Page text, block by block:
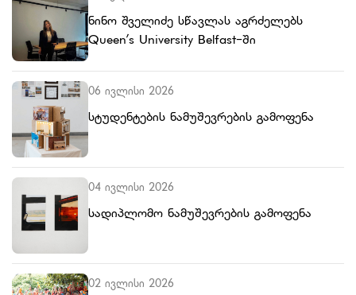
ნინო შველიძე სწავლას აგრძელებს
Queen’s University Belfast-ში
06 ივლისი 2026
სტუდენტების ნამუშევრების გამოფენა
04 ივლისი 2026
სადიპლომო ნამუშევრების გამოფენა
02 ივლისი 2026